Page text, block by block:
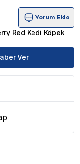
Taşıma
Yorum Ekle
Red Kedi Köpek
Ver